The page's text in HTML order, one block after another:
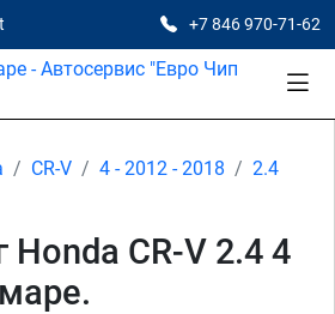
+7 846 970-71-62
CR-V 4 - 2012 - 2018
2.4
CR-V 2.4 4